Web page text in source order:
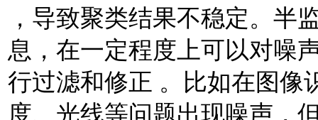
，导致聚类结果不稳定。半
息，在一定程度上可以对噪
行过滤和修正 。比如在图像
度、光线等问题出现噪声，